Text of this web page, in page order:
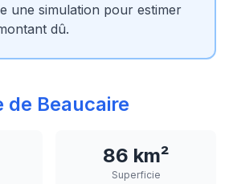
une simulation pour estimer
dû.
de Beaucaire
86 km²
Superficie